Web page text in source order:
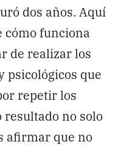
dos años. Aquí
cómo funciona
de realizar los
psicológicos que
repetir los
resultado no solo
afirmar que no